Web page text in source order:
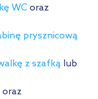
WC oraz
prysznicową
z szafką lub
oraz